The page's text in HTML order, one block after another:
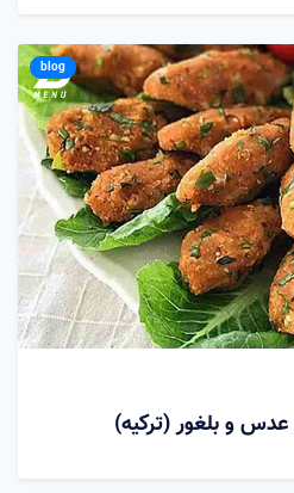
blog
و بلغور (ترکیه)